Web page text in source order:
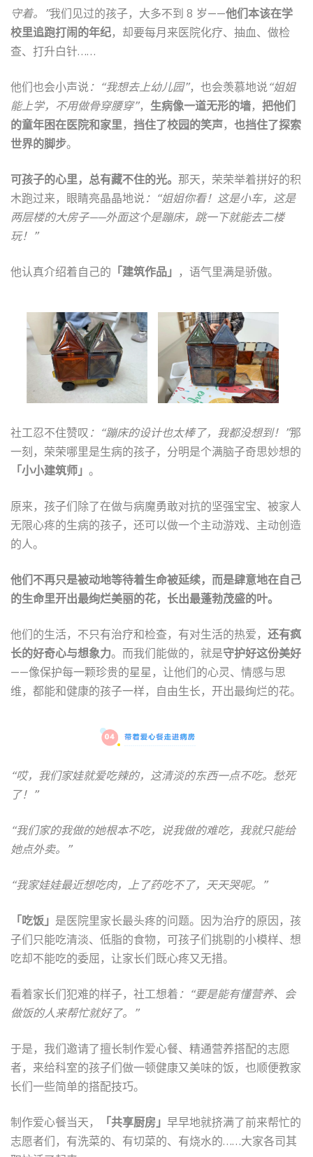
守着。”我们见过的孩子，大多不到 8 岁——他们本该在学
校里追跑打闹的年纪，却要每月来医院化疗、抽血、做检
查、打升白针……
他们也会小声说 ：“我想去上幼儿园”，也会羡慕地说 “姐姐
能上学，不用做骨穿腰穿”， 生病像一道无形的墙， 把他们
的童年困在医院和家里 ， 挡住了校园的笑声， 也挡住了探索
世界的脚步。
可孩子的心里，总有藏不住的光。 那天，荣荣举着拼好的积
木跑过来，眼睛亮晶晶地说 ：“姐姐你看！这是小车，这是
两层楼的大房子——外面这个是蹦床，跳一下就能去二楼
玩！”
他认真介绍着自己的 「建筑作品」 ，语气里满是骄傲。
社工忍不住赞叹 ：“蹦床的设计也太棒了，我都没想到！”那
一刻，荣荣哪里是生病的孩子，分明是个满脑子奇思妙想的
「小小建筑师」 。
原来，孩子们除了在做与病魔勇敢对抗的坚强宝宝、被家人
无限心疼的生病的孩子，还可以做一个主动游戏、主动创造
的人。
他们不再只是被动地等待着生命被延续，而是肆意地在自己
的生命里开出最绚烂美丽的花，长出最蓬勃茂盛的叶。
他们的生活，不只有治疗和检查，有对生活的热爱， 还有疯
长的好奇心与想象力。而我们能做的，就是守护好这份美好
——像保护每一颗珍贵的星星，让他们的心灵、情感与思
维，都能和健康的孩子一样，自由生长，开出最绚烂的花。
“哎，我们家娃就爱吃辣的，这清淡的东西一点不吃。愁死
了！”
“我们家的我做的她根本不吃，说我做的难吃，我就只能给
她点外卖。”
“我家娃娃最近想吃肉，上了药吃不了，天天哭呢。”
「吃饭」 是医院里家长最头疼的问题。因为治疗的原因，孩
子们只能吃清淡、低脂的食物，可孩子们挑剔的小模样、想
吃却不能吃的委屈，让家长们既心疼又无措。
看着家长们犯难的样子，社工想着 ：“要是能有懂营养、会
做饭的人来帮忙就好了。”
于是，我们邀请了擅长制作爱心餐、精通营养搭配的志愿
者，来给科室的孩子们做一顿健康又美味的饭，也顺便教家
长们一些简单的搭配技巧。
制作爱心餐当天， 「共享厨房」 早早地就挤满了前来帮忙的
志愿者们，有洗菜的、有切菜的、有烧水的……大家各司其